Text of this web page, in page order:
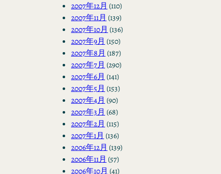
2007年12月 (110)
2007年11月 (139)
2007年10月 (136)
2007年9月 (150)
2007年8月 (187)
2007年7月 (290)
2007年6月 (141)
2007年5月 (153)
2007年4月 (90)
2007年3月 (68)
2007年2月 (115)
2007年1月 (136)
2006年12月 (139)
2006年11月 (57)
2006年10月 (41)